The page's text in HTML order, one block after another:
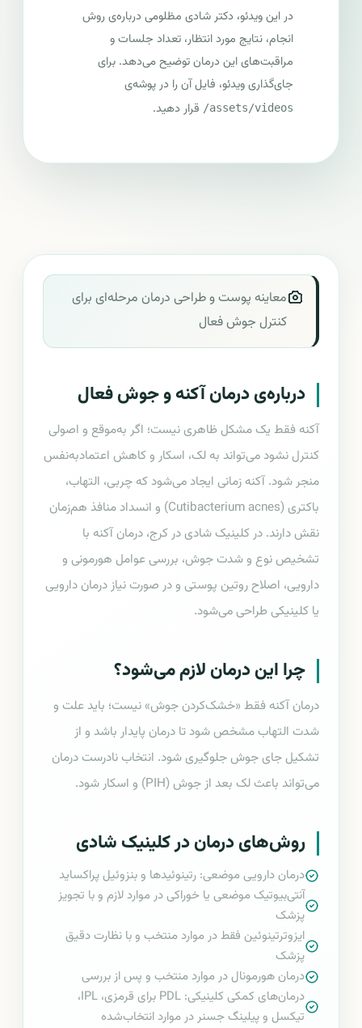
در این ویدئو، دکتر شادی مظلومی درباره‌ی روش
انجام، نتایج مورد انتظار، تعداد جلسات و
مراقبت‌های این درمان توضیح می‌دهد. برای
جای‌گذاری ویدئو، فایل آن را در پوشه‌ی
assets/videos/ قرار دهید.
معاینه پوست و طراحی درمان مرحله‌ای برای
کنترل جوش فعال
درباره‌ی درمان آکنه و جوش فعال
آکنه فقط یک مشکل ظاهری نیست؛ اگر به‌موقع و اصولی
کنترل نشود می‌تواند به لک، اسکار و کاهش اعتمادبه‌نفس
منجر شود. آکنه زمانی ایجاد می‌شود که چربی، التهاب،
باکتری (Cutibacterium acnes) و انسداد منافذ هم‌زمان
نقش دارند. در کلینیک شادی در کرج، درمان آکنه با
تشخیص نوع و شدت جوش، بررسی عوامل هورمونی و
دارویی، اصلاح روتین پوستی و در صورت نیاز درمان دارویی
یا کلینیکی طراحی می‌شود.
چرا این درمان لازم می‌شود؟
درمان آکنه فقط «خشک‌کردن جوش» نیست؛ باید علت و
شدت التهاب مشخص شود تا درمان پایدار باشد و از
تشکیل جای جوش جلوگیری شود. انتخاب نادرست درمان
می‌تواند باعث لک بعد از جوش (PIH) و اسکار شود.
روش‌های درمان در کلینیک شادی
درمان دارویی موضعی: رتینوئیدها و بنزوئیل پراکساید
آنتی‌بیوتیک موضعی یا خوراکی در موارد لازم و با تجویز
پزشک
ایزوترتینوئین فقط در موارد منتخب و با نظارت دقیق
پزشک
درمان هورمونال در موارد منتخب و پس از بررسی
درمان‌های کمکی کلینیکی: PDL برای قرمزی، IPL،
تیکسل و پیلینگ جسنر در موارد انتخاب‌شده